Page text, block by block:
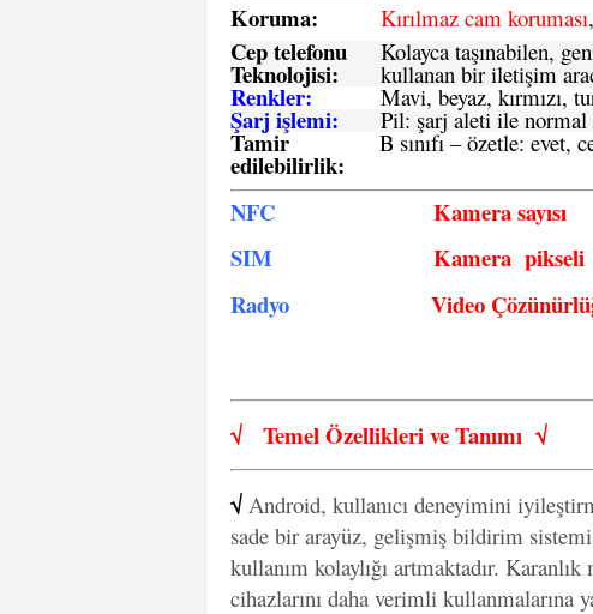
Koruma: Kırılmaz cam koruması
Cep telefonu
Teknolojisi:
Kolayca taşınabilen,
kullanan bir iletişim
Renkler: Mavi, beyaz, kırmızı,
Şarj işlemi: Pil: şarj aleti ile normal
Tamir
edilebilirlik:
B sınıfı – özetle: evet,
NFC Kamera sayısı
SIM
Kamera pikseli
Radyo
Video
√ Temel Özellikleri veTanımı √
√ Android, kullanıcı deneyimini
sade bir arayüz, gelişmiş bildirim
kullanım kolaylığı artmaktadır.
cihazlarını daha verimli kullanmalarına